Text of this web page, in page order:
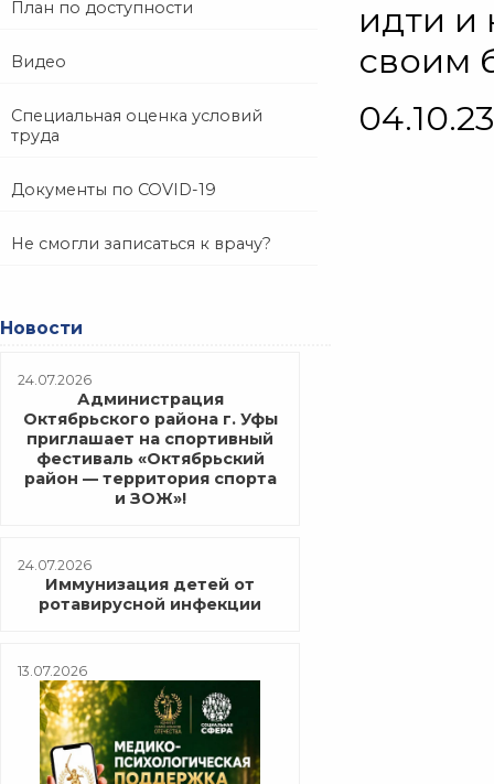
План по доступности
Видео
Специальная оценка условий
труда
Документы по COVID-19
Не смогли записаться к врачу?
Новости
24.07.2026
Администрация
Октябрьского района г. Уфы
приглашает на спортивный
фестиваль «Октябрьский
район — территория спорта
и ЗОЖ»!
24.07.2026
Иммунизация детей от
ротавирусной инфекции
13.07.2026
идти и
своим
04.10.23